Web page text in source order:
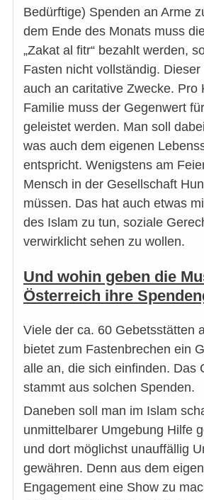
Bedürftige) Spenden an Arme
dem Ende des Monats muss
„Zakat al fitr“ bezahlt werden,
Fasten nicht vollständig.
auch an caritative Zwecke. Pro
Familie muss der Gegenwert
geleistet werden. Man soll
was auch dem eigenen
entspricht. Wenigstens am
Mensch in der Gesellschaft
müssen. Das hat auch etwas
des Islam zu tun, soziale
verwirklicht sehen zu wollen.
Und wohin geben die
Österreich ihre
Viele der ca. 60 Gebetsstätten
bietet zum Fastenbrechen ein
alle an, die sich einfinden. Das
stammt aus solchen Spenden.
Daneben soll man im Islam
unmittelbarer Umgebung Hilfe
und dort möglichst unauffällig
gewähren. Denn aus dem
Engagement eine Show zu